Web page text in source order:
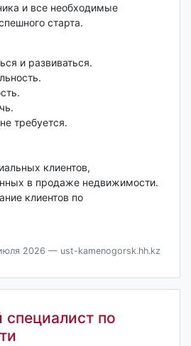
и все необходимые
старта.
и развиваться.
требуется.
клиентов,
в продаже недвижимости.
клиентов по
2026 — ust-kamenogorsk.hh.kz
по